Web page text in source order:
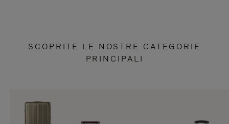
SCOPRITE LE NOSTRE CATEGORIE
PRINCIPALI